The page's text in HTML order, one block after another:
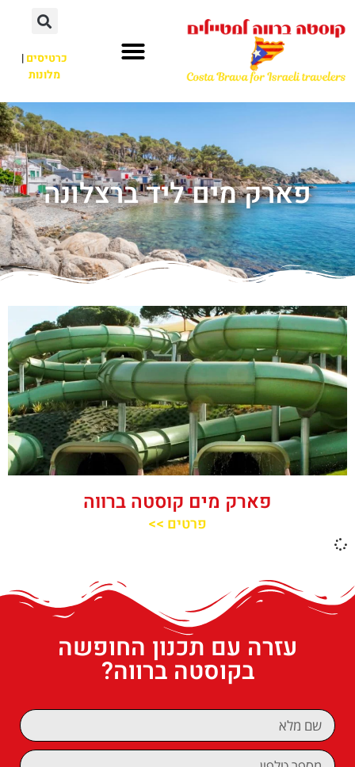
כרטיסים|
מלונות
פארק מים ליד ברצלונה
פארק מים קוסטה ברווה
פרטים >>
עזרה עם תכנון החופשה
בקוסטה ברווה?